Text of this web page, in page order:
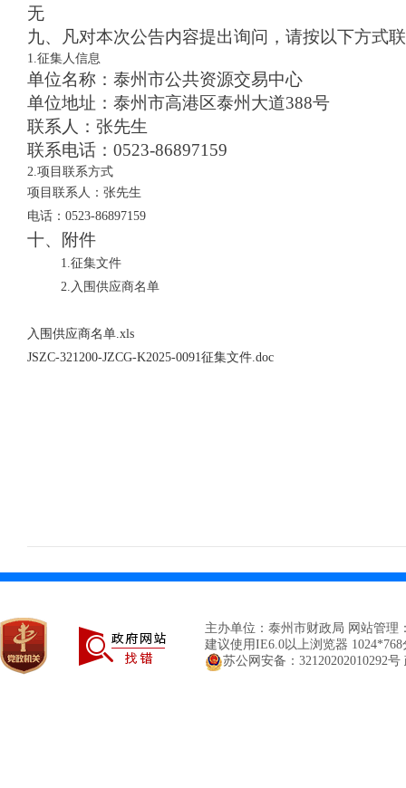
无
九、凡对本次公告内容提出询问，请按以下方式
1.征集人信息
单位名称：泰州市公共资源交易中心
单位地址：泰州市高港区泰州大道388号
联系人：张先生
联系电话：0523-86897159
2.项目联系方式
项目联系人：张先生
电话：0523-86897159
十、附件
1.征集文件
2.入围供应商名单
入围供应商名单.xls
JSZC-321200-JZCG-K2025-0091征集文件.doc
主办单位：泰州市财政局 网站管理
建议使用IE6.0以上浏览器
苏公网安备：32120202010292号